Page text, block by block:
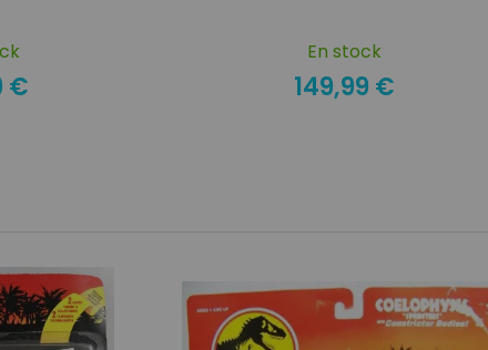
€
En stock
149,99 €